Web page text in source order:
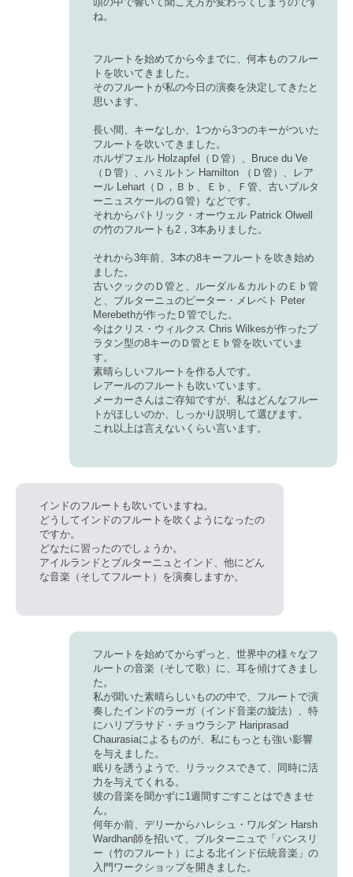
ね。
フルートを始めてから今までに、何本ものフルー
トを吹いてきました。
そのフルートが私の今日の演奏を決定してきたと
思います。
長い間、キーなしか、1つから3つのキーがついた
フルートを吹いてきました。
ホルザフェル Holzapfel（Ｄ管）、Bruce du Ve
（Ｄ管）、ハミルトン Hamilton （Ｄ管）、レア
ール Lehart（Ｄ，Ｂ♭、Ｅ♭、Ｆ管、古いブルタ
ーニュスケールのＧ管）などです。
それからパトリック・オーウェル Patrick Olwell
の竹のフルートも2，3本ありました。
それから3年前、3本の8キーフルートを吹き始め
ました。
古いクックのＤ管と、ルーダル＆カルトのＥ♭管
と、ブルターニュのピーター・メレベト Peter
Merebethが作ったＤ管でした。
今はクリス・ウィルクス Chris Wilkesが作ったプ
ラタン型の8キーのＤ管とＥ♭管を吹いていま
す。
素晴らしいフルートを作る人です。
レアールのフルートも吹いています。
メーカーさんはご存知ですが、私はどんなフルー
トがほしいのか、しっかり説明して選びます。
これ以上は言えないくらい言います。
インドのフルートも吹いていますね。
どうしてインドのフルートを吹くようになったの
ですか。
どなたに習ったのでしょうか。
アイルランドとブルターニュとインド、他にどん
な音楽（そしてフルート）を演奏しますか。
フルートを始めてからずっと、世界中の様々なフ
ルートの音楽（そして歌）に、耳を傾けてきまし
た。
私が聞いた素晴らしいものの中で、フルートで演
奏したインドのラーガ（インド音楽の旋法）、特
にハリプラサド・チョウラシア Hariprasad
Chaurasiaによるものが、私にもっとも強い影響
を与えました。
眠りを誘うようで、リラックスできて、同時に活
力を与えてくれる。
彼の音楽を聞かずに1週間すごすことはできませ
ん。
何年か前、デリーからハレシュ・ワルダン Harsh
Wardhan師を招いて、ブルターニュで「バンスリ
ー（竹のフルート）による北インド伝統音楽」の
入門ワークショップを開きました。